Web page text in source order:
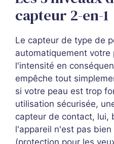
capteur 2-en-1
Le capteur de type de
automatiquement
l'intensité en
empêche tout
si votre peau est trop
utilisation sécurisée,
capteur de contact, lui,
l'appareil n'est pas